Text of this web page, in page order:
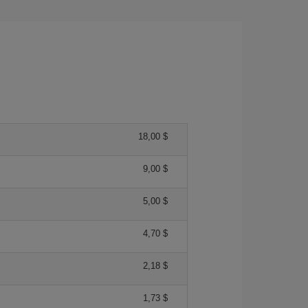
18,00 $
9,00 $
5,00 $
4,70 $
2,18 $
1,73 $